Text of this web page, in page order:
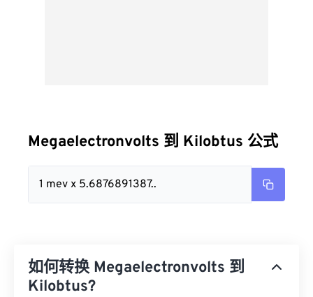
Megaelectronvolts 到 Kilobtus 公式
1 mev x 5.6876891387..
如何转换 Megaelectronvolts 到
Kilobtus?